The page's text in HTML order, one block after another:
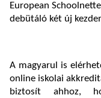
European
debütáló két új
A magyarul is
online iskolai
biztosít ahhoz,